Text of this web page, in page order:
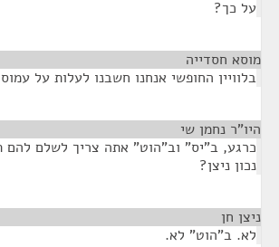
על כך?
מוסא חסדייה
בלוויין החופשי אנחנו חשבנו לעלות על
היו"ר נחמן שי
כרגע, ב"יס" וב"הוט" אתה צריך לשלם להם
נכון ניצן?
ניצן חן
לא. ב"הוט" לא.